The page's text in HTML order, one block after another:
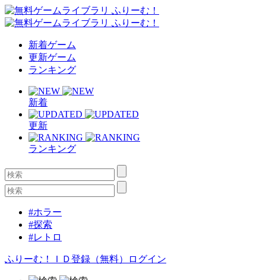
新着ゲーム
更新ゲーム
ランキング
新着
更新
ランキング
#ホラー
#探索
#レトロ
ふりーむ！ＩＤ登録（無料） ログイン